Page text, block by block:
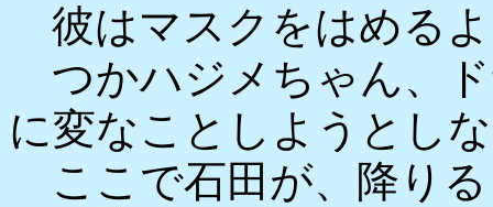
彼はマスクをはめる
つかハジメちゃん、
に変なことしようとし
ここで石田が、降り